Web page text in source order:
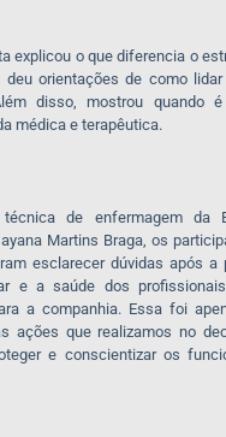
explicou o que diferencia o
deu orientações de como
disso, mostrou quando
médica e terapêutica.
de enfermagem da
Martins Braga, os
esclarecer dúvidas após a
e a saúde dos
a companhia. Essa foi
ações que realizamos no
e conscientizar os